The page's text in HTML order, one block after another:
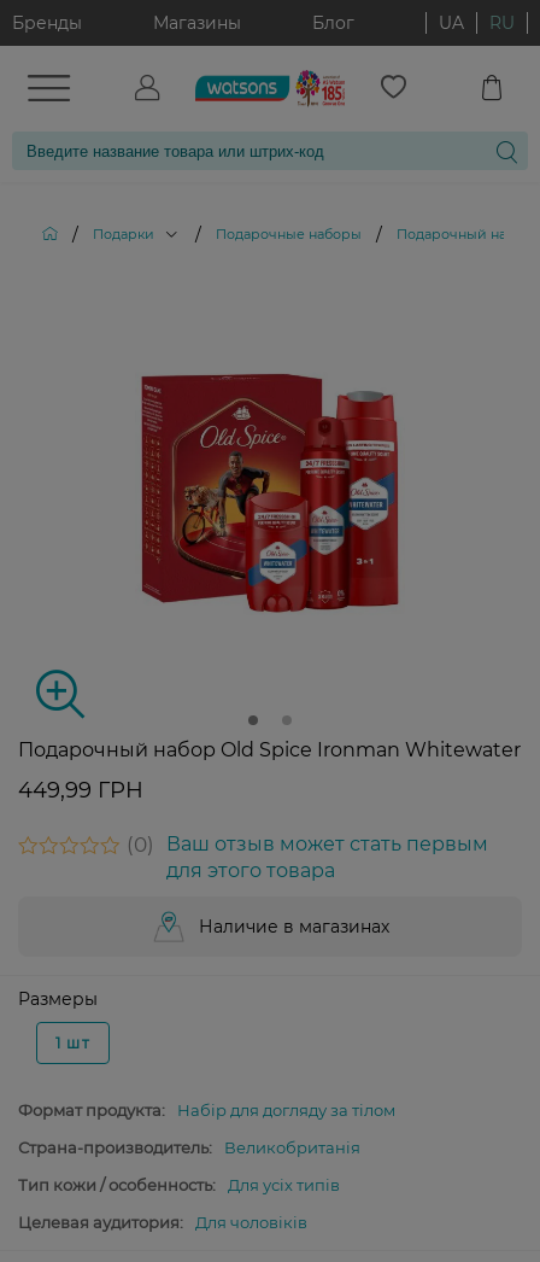
Бренды Магазины Блог UA RU
/ Подарки / Подарочные наборы / Подарочный набор
Подарочный набор Old Spice Ironman Whitewater
449,99 ГРН
0
Ваш отзыв может стать первым
для этого товара
Наличие в магазинах
Размеры
1 шт
Формат продукта:
Набір для догляду за тілом
Страна-производитель:
Великобританія
Тип кожи / особенность:
Для усіх типів
Целевая аудитория:
Для чоловіків